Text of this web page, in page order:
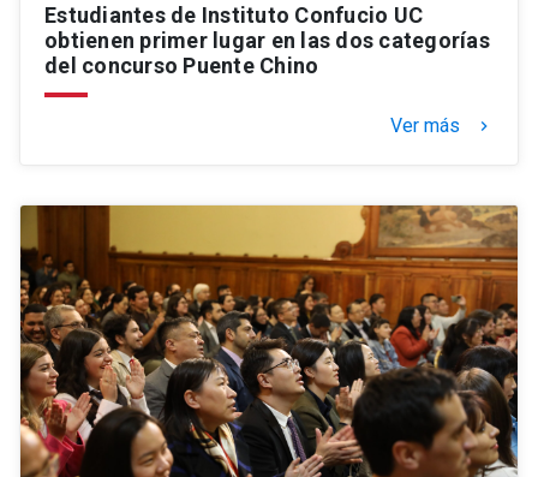
Estudiantes de Instituto Confucio UC
obtienen primer lugar en las dos categorías
del concurso Puente Chino
Ver más keyboard_arrow_right